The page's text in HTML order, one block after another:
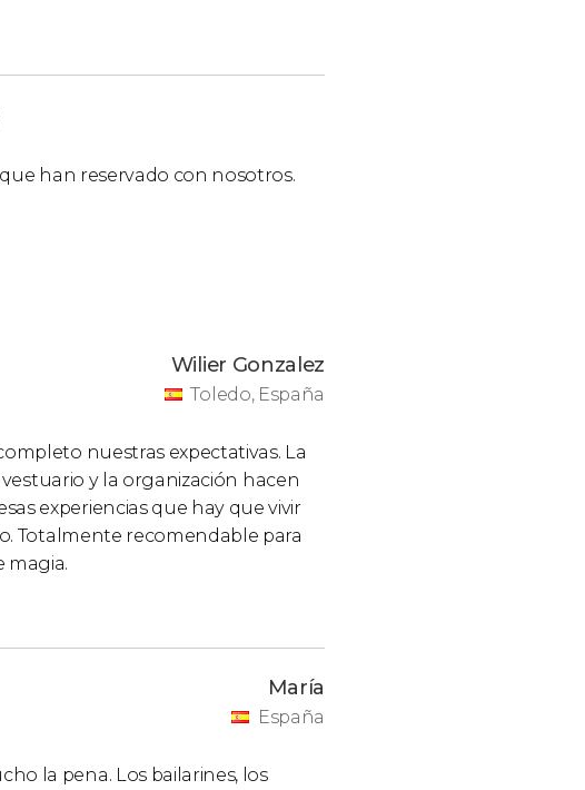
han reservado con nosotros.
Wilier Gonzalez
Toledo, España
nuestras expectativas. La
y la organización hacen
experiencias que hay que vivir
Totalmente recomendable para
magia.
María
España
la pena. Los bailarines, los